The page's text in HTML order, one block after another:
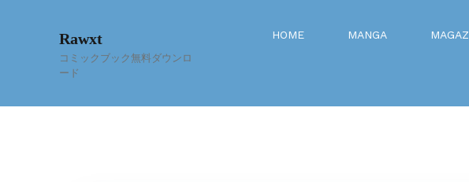
Rawxt
コミックブック無料ダウンロ
ード
HOME MANGA